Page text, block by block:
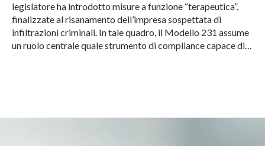
legislatore ha introdotto misure a funzione “terapeutica”,
finalizzate al risanamento dell’impresa sospettata di
infiltrazioni criminali. In tale quadro, il Modello 231 assume
un ruolo centrale quale strumento di compliance capace di…